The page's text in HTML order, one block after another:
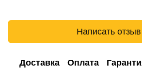
Написать отзыв
Доставка Оплата